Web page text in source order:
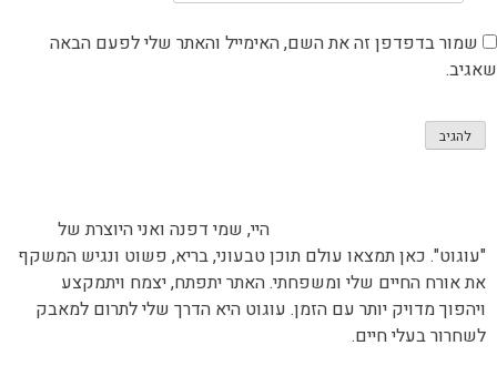
שמור בדפדפן זה את השם, האימייל והאתר שלי לפעם הבאה
שאגיב.
היי, שמי דפנה ואני היוצרת של
"עוגוט". כאן תמצאו עולם תוכן טבעוני, בריא, פשוט ונגיש המשקף
את אורח החיים שלי ומשפחתי. האתר יתפתח, יצמח ויתמקצע
ויהפוך מדויק יותר עם הזמן. עוגוט היא הדרך שלי לתרום למאבק
לשחרור בעלי חיים.